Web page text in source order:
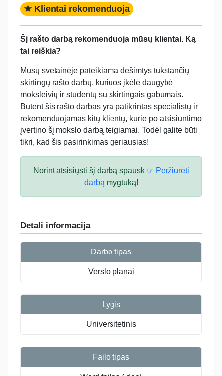
★ Klientai rekomenduoja
Šį rašto darbą rekomenduoja mūsų klientai. Ką
tai reiškia?
Mūsų svetainėje pateikiama dešimtys tūkstančių
skirtingų rašto darbų, kuriuos įkėlė daugybė
moksleivių ir studentų su skirtingais gabumais.
Būtent šis rašto darbas yra patikrintas specialistų ir
rekomenduojamas kitų klientų, kurie po atsisiuntimo
įvertino šį mokslo darbą teigiamai. Todėl galite būti
tikri, kad šis pasirinkimas geriausias!
Norint atsisiųsti šį darbą spausk ☞ Peržiūrėti
darbąmygtuką!
Detali informacija
Darbo tipas
Verslo planai
Lygis
Universitetinis
Failo tipas